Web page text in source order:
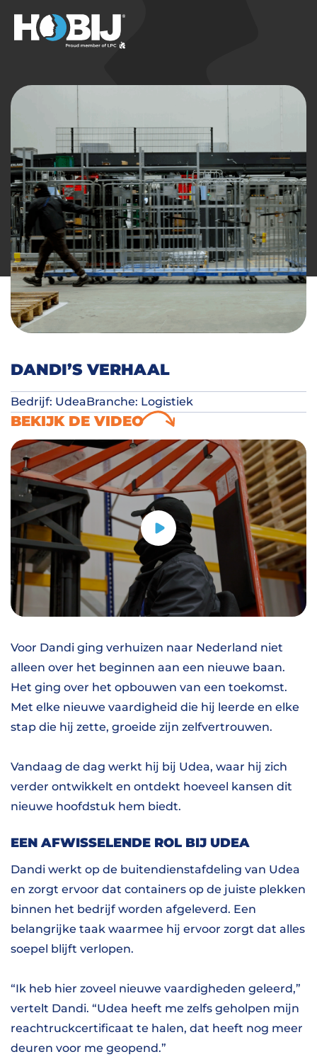
DANDI’S VERHAAL
Bedrijf: UdeaBranche: Logistiek
BEKIJK DE VIDEO
Voor Dandi ging verhuizen naar Nederland niet
alleen over het beginnen aan een nieuwe baan.
Het ging over het opbouwen van een toekomst.
Met elke nieuwe vaardigheid die hij leerde en elke
stap die hij zette, groeide zijn zelfvertrouwen.
Vandaag de dag werkt hij bij Udea, waar hij zich
verder ontwikkelt en ontdekt hoeveel kansen dit
nieuwe hoofdstuk hem biedt.
EEN AFWISSELENDE ROL BIJ UDEA
Dandi werkt op de buitendienstafdeling van Udea
en zorgt ervoor dat containers op de juiste plekken
binnen het bedrijf worden afgeleverd. Een
belangrijke taak waarmee hij ervoor zorgt dat alles
soepel blijft verlopen.
“Ik heb hier zoveel nieuwe vaardigheden geleerd,”
vertelt Dandi. “Udea heeft me zelfs geholpen mijn
reachtruckcertificaat te halen, dat heeft nog meer
deuren voor me geopend.”